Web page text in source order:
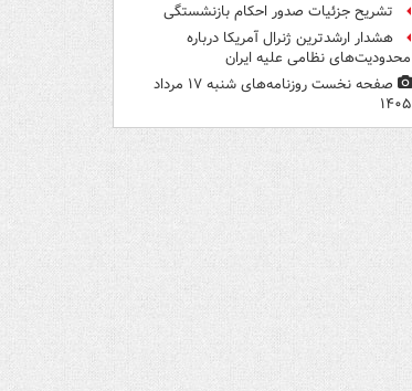
تشریح جزئیات صدور احکام بازنشستگی
هشدار ارشدترین ژنرال آمریکا درباره
محدودیت‌های نظامی علیه ایران
صفحه نخست روزنامه‌های شنبه ۱۷ مرداد
۱۴۰۵